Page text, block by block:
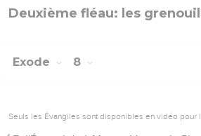
Deuxième fléau: les
Exode 8
Seuls les Évangiles sont disponibles en vidéo pour